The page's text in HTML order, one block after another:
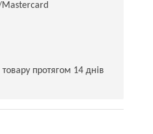
протягом 14 днів